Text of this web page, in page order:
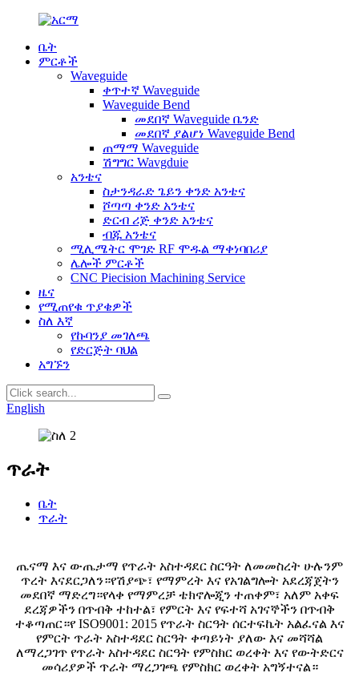
ቤት
ምርቶች
Waveguide
ቀጥተኛ Waveguide
Waveguide Bend
መደበኛ Waveguide ቤንድ
መደበኛ ያልሆነ Waveguide Bend
ጠማማ Waveguide
ሽግግር Wavgduie
አንቴና
ስታንዳራድ ጌይን ቀንድ አንቴና
ሾጣጣ ቀንድ አንቴና
ድርብ ሪጅ ቀንድ አንቴና
ብጁ አንቴና
ሚሊሜትር ሞገድ RF ሞዱል ማቀነባበሪያ
ሌሎች ምርቶች
CNC Piecision Machining Service
ዜና
የሚጠየቁ ጥያቄዎች
ስለ እኛ
የኩባንያ መገለጫ
የድርጅት ባህል
አግኙን
English
ጥራት
ቤት
ጥራት
ጤናማ እና ውጤታማ የጥራት አስተዳደር ስርዓት ለመመስረት ሁሉንም
ጥረት እናደርጋለን።የሽያጭ፣ የማምረት እና የአገልግሎት አደረጃጀትን
መደበኛ ማድረግ።የላቀ የማምረቻ ቴክኖሎጂን ተጠቀም፣ አለም አቀፍ
ደረጃዎችን በጥብቅ ተከተል፣ የምርት እና የፍተሻ አገናኞችን በጥብቅ
ተቆጣጠር።የ ISO9001: 2015 የጥራት ስርዓት ሰርተፍኬት አልፈናል እና
የምርት ጥራት አስተዳደር ስርዓት ቀጣይነት ያለው እና መሻሻል
ለማረጋገጥ የጥራት አስተዳደር ስርዓት የምስክር ወረቀት እና የውትድርና
መሳሪያዎች ጥራት ማረጋገጫ የምስክር ወረቀት አግኝተናል።